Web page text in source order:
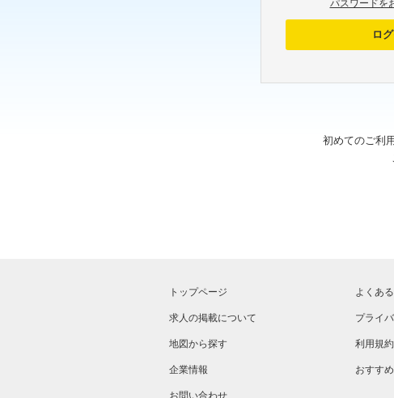
パスワードを
初めてのご利
トップページ
求人の掲載について
地図から探す
企業情報
お問い合わせ
よくあ
プライ
利用規約
おすす